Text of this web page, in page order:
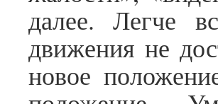
далее. Легче
движения не
новое